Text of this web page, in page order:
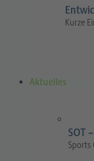
Kurze
Aktuelles
SOT
Sports